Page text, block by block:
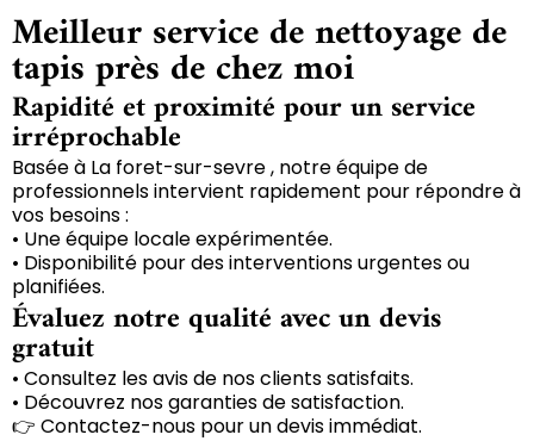
Meilleur service de nettoyage de
tapis près de chez moi
Rapidité et proximité pour un service
irréprochable
Basée à La foret-sur-sevre , notre équipe de
professionnels intervient rapidement pour répondre à
vos besoins :
• Une équipe locale expérimentée.
• Disponibilité pour des interventions urgentes ou
planifiées.
Évaluez notre qualité avec un devis
gratuit
• Consultez les avis de nos clients satisfaits.
• Découvrez nos garanties de satisfaction.
👉 Contactez-nous pour un devis immédiat.